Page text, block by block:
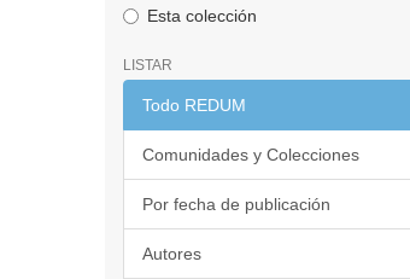
Esta colección
LISTAR
Todo REDUM
Comunidades y Colecciones
Por fecha de publicación
Autores